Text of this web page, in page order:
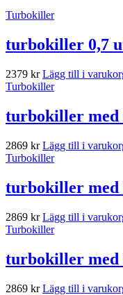
Turbokiller
turbokiller 0,7
2379 kr Lägg till i
Turbokiller
turbokiller med
2869 kr Lägg till i
Turbokiller
turbokiller med
2869 kr Lägg till i
Turbokiller
turbokiller med
2869 kr Lägg till i